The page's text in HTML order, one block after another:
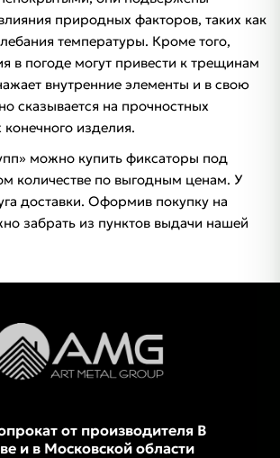
природных факторов, таких как
температуры. Кроме того,
в погоде могут привести к трещинам
внутренние элементы и в свою
сказывается на прочностных
конечного изделия.
можно купить фиксаторы под
количестве по выгодным ценам. У
доставки. Оформив покупку на
забрать из пунктов выдачи нашей
от производителя В
и в Московской области